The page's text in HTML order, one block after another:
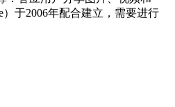
）于2006年配合建立，需要进行